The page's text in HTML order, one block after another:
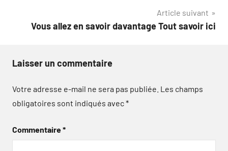
Article suivant
Vous allez en savoir davantage Tout savoir ici
Laisser un commentaire
Votre adresse e-mail ne sera pas publiée. Les champs
obligatoires sont indiqués avec*
Commentaire*